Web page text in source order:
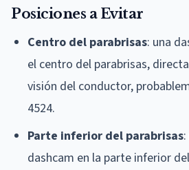
Posiciones a Evitar
Centro del parabrisas: una
el centro del parabrisas,
visión del conductor,
4524.
Parte inferior del parabrisas
dashcam en la parte inferior